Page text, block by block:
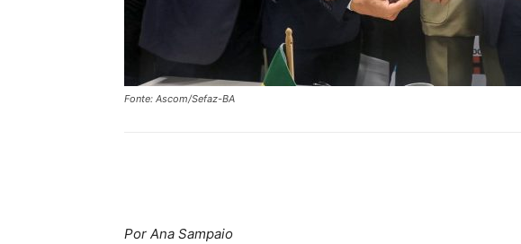
Fonte: Ascom/Sefaz-BA
Por Ana Sampaio